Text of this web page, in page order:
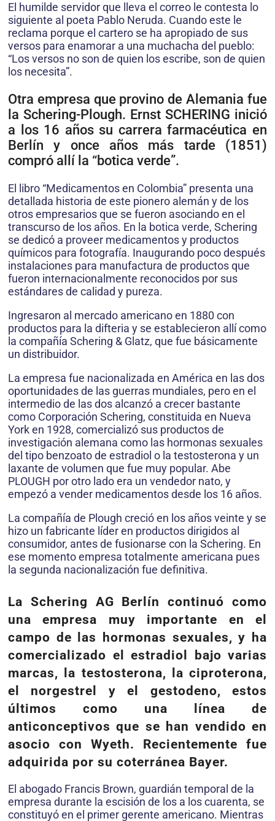
El humilde servidor que lleva el correo le contesta lo
siguiente al poeta Pablo Neruda. Cuando este le
reclama porque el cartero se ha apropiado de sus
versos para enamorar a una muchacha del pueblo:
“Los versos no son de quien los escribe, son de quien
los necesita”.
Otra empresa que provino de Alemania fue
la Schering-Plough. Ernst SCHERING inició
a los 16 años su carrera farmacéutica en
Berlín y once años más tarde (1851)
compró allí la “botica verde”.
El libro “Medicamentos en Colombia” presenta una
detallada historia de este pionero alemán y de los
otros empresarios que se fueron asociando en el
transcurso de los años. En la botica verde, Schering
se dedicó a proveer medicamentos y productos
químicos para fotografía. Inaugurando poco después
instalaciones para manufactura de productos que
fueron internacionalmente reconocidos por sus
estándares de calidad y pureza.
Ingresaron al mercado americano en 1880 con
productos para la difteria y se establecieron allí como
la compañía Schering & Glatz, que fue básicamente
un distribuidor.
La empresa fue nacionalizada en América en las dos
oportunidades de las guerras mundiales, pero en el
intermedio de las dos alcanzó a crecer bastante
como Corporación Schering, constituida en Nueva
York en 1928, comercializó sus productos de
investigación alemana como las hormonas sexuales
del tipo benzoato de estradiol o la testosterona y un
laxante de volumen que fue muy popular. Abe
PLOUGH por otro lado era un vendedor nato, y
empezó a vender medicamentos desde los 16 años.
La compañía de Plough creció en los años veinte y se
hizo un fabricante líder en productos dirigidos al
consumidor, antes de fusionarse con la Schering. En
ese momento empresa totalmente americana pues
la segunda nacionalización fue definitiva.
La Schering AG Berlín continuó como
una empresa muy importante en el
campo de las hormonas sexuales, y ha
comercializado el estradiol bajo varias
marcas, la testosterona, la ciproterona,
el norgestrel y el gestodeno, estos
últimos como una línea de
anticonceptivos que se han vendido en
asocio con Wyeth. Recientemente fue
adquirida por su coterránea Bayer.
El abogado Francis Brown, guardián temporal de la
empresa durante la escisión de los a los cuarenta, se
constituyó en el primer gerente americano. Mientras